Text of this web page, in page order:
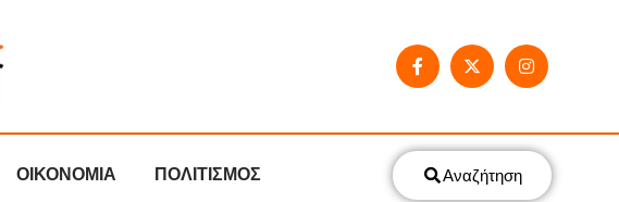
ΟΙΚΟΝΟΜΙΑ ΠΟΛΙΤΙΣΜΟΣ Αναζήτηση